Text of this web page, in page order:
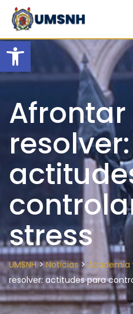
Open toolbar
Skip
content
Afrontar
resolver:
stress
UMSNH>Noticias> Academia
resolver: actitudes para